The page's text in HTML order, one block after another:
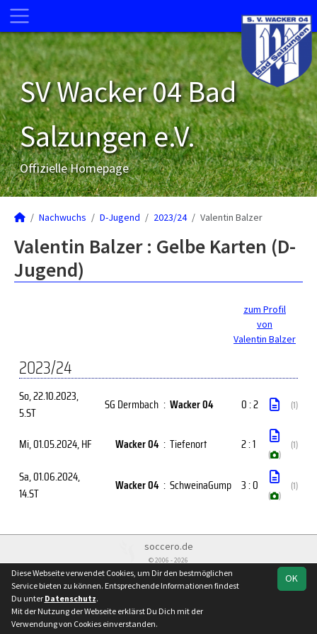
SV Wacker 04 Bad
Salzungen e.V.
Offizielle Homepage
Nachwuchs D-Jugend 2023/24 Valentin Balzer
Valentin Balzer : Gelbe Karten (D-
Jugend)
zum Profil
von
Valentin Balzer
2023/24
So, 22.10.2023,
5.ST
SG Dermbach : Wacker 04 0 : 2 (1)
Mi, 01.05.2024, HF Wacker 04 : Tiefenort 2 : 1
( )
(1)
Sa, 01.06.2024,
14.ST
Wacker 04 : SchweinaGump 3 : 0
( )
(1)
soccero.de
© 2006 - 2026
Besucherstatistik Kontakt Impressum
Geburtstage
OK
Diese Webseite verwendet Cookies, um Dir den bestmöglichen
Service bieten zu können. Entsprechende Informationen findest
Du unter Datenschutz.
Mit der Nutzung der Webseite erklärst Du Dich mit der
Verwendung von Cookies einverstanden.